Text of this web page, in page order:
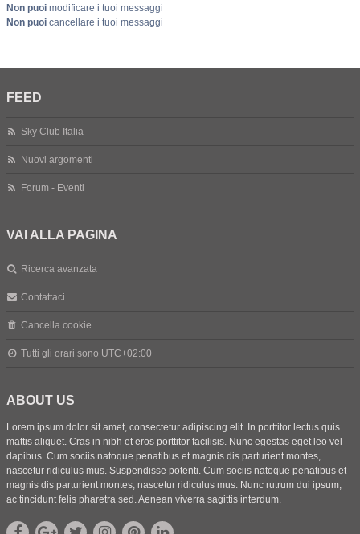
Non puoi modificare i tuoi messaggi
Non puoi cancellare i tuoi messaggi
FEED
Sky Club Italia
Nuovi argomenti
Forum - Eventi
VAI ALLA PAGINA
Ricerca avanzata
Contattaci
Cancella cookie
Tutti gli orari sono UTC+02:00
ABOUT US
Lorem ipsum dolor sit amet, consectetur adipiscing elit. In porttitor lectus quis
mattis aliquet. Cras in nibh et eros porttitor facilisis. Nunc egestas eget leo vel
dapibus. Cum sociis natoque penatibus et magnis dis parturient montes,
nascetur ridiculus mus. Suspendisse potenti. Cum sociis natoque penatibus et
magnis dis parturient montes, nascetur ridiculus mus. Nunc rutrum dui ipsum,
ac tincidunt felis pharetra sed. Aenean viverra sagittis interdum.